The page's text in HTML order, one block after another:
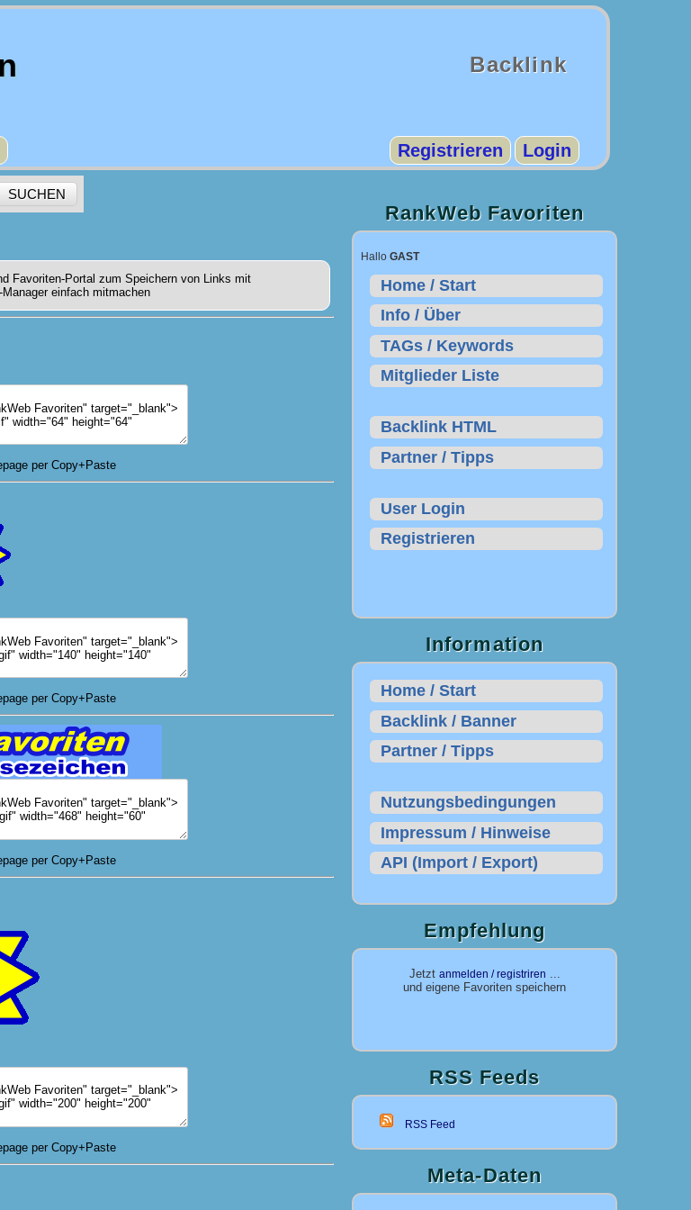
Backlink
Login
Registrieren
Favoriten-Portal zum Speichern von Links mit
einfach mitmachen
per Copy+Paste
per Copy+Paste
per Copy+Paste
per Copy+Paste
RankWeb Favoriten
Hallo GAST
Home / Start
Info / Über
TAGs / Keywords
Mitglieder Liste
Backlink HTML
Partner / Tipps
User Login
Registrieren
Information
Home / Start
Backlink / Banner
Partner / Tipps
Nutzungsbedingungen
Impressum / Hinweise
API (Import / Export)
Empfehlung
Jetzt anmelden / registriren
und eigene Favoriten speichern
RSS Feeds
RSS Feed
Meta-Daten